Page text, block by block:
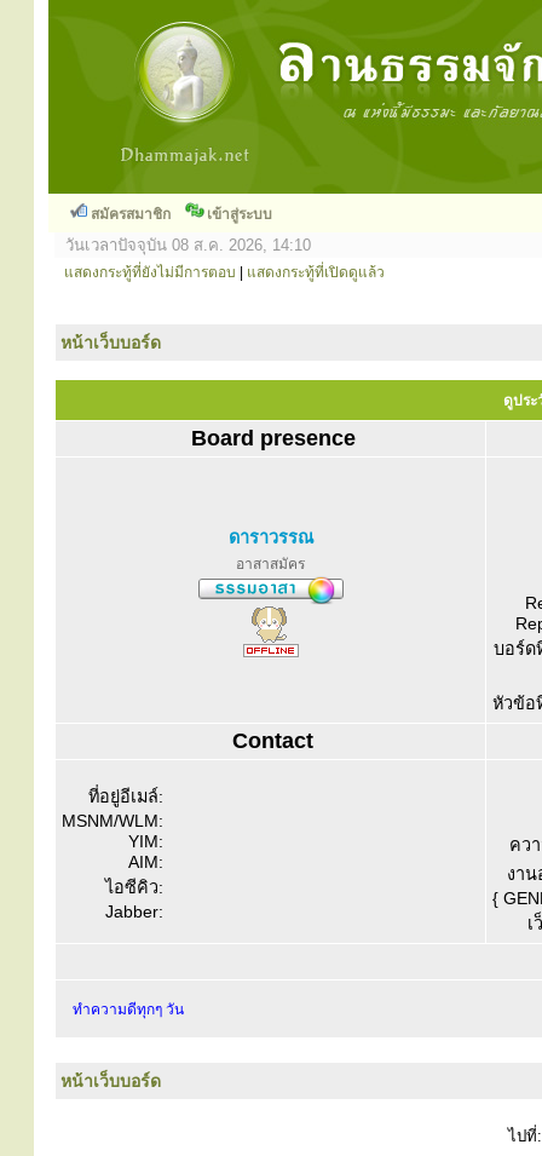
สมัครสมาชิก เข้าสู่ระบบ
วันเวลาปัจจุบัน 08 ส.ค. 2026, 14:10
แสดงกระทู้ที่ยังไม่มีการตอบ แสดงกระทู้ที่เปิดดูแล้ว
หน้าเว็บบอร์ด
ดูประ
Board presence
ดาราวรรณ
อาสาสมัคร
บอร์ด
หัวข้อ
Contact
ที่อยู่อีเมล์:
MSNM/WLM:
YIM:
AIM:
ไอซีคิว:
Jabber:
คว
งาน
{
เ
ทำความดีทุกๆ วัน
หน้าเว็บบอร์ด
ไปที่: